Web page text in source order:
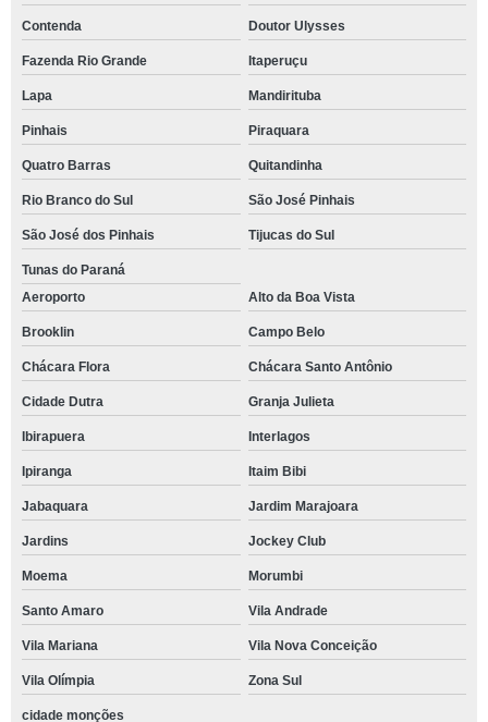
Contenda Doutor Ulysses
Fazenda Rio Grande Itaperuçu
Lapa Mandirituba
Pinhais Piraquara
Quatro Barras Quitandinha
Rio Branco do Sul São José Pinhais
São José dos Pinhais Tijucas do Sul
Tunas do Paraná
Aeroporto
Alto da Boa Vista
Brooklin Campo Belo
Chácara Flora Chácara Santo Antônio
Cidade Dutra Granja Julieta
Ibirapuera Interlagos
Ipiranga Itaim Bibi
Jabaquara Jardim Marajoara
Jardins Jockey Club
Moema Morumbi
Santo Amaro Vila Andrade
Vila Mariana Vila Nova Conceição
Vila Olímpia Zona Sul
cidade monções